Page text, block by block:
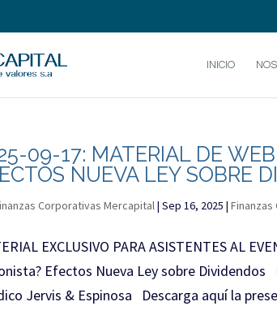
INICIO
09-17: MATERIAL DE
NUEVA LEY SOBRE
Corporativas Mercapital|Sep 16, 2025 |
EXCLUSIVO PARA ASISTENTES AL
Efectos Nueva Ley sobre
Jervis & Espinosa Descarga aquí la